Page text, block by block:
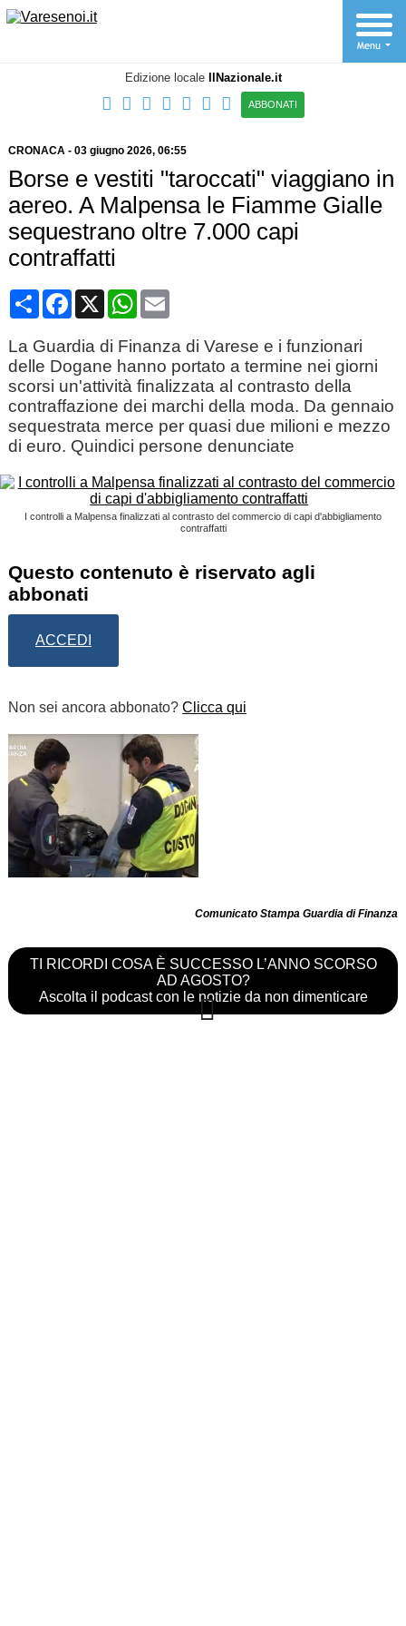
Edizione locale IlNazionale.it
ABBONATI
CRONACA- 03 giugno 2026, 06:55
Borse e vestiti "taroccati" viaggiano in
aereo. A Malpensa le Fiamme Gialle
sequestrano oltre 7.000 capi
contraffatti
CondividiFacebook
X WhatsApp
Email
La Guardia di Finanza di Varese e i funzionari
delle Dogane hanno portato a termine nei giorni
scorsi un'attività finalizzata al contrasto della
contraffazione dei marchi della moda. Da gennaio
sequestrata merce per quasi due milioni e mezzo
di euro. Quindici persone denunciate
I controlli a Malpensa finalizzati al contrasto del commercio di capi d'abbigliamento
contraffatti
Questo contenuto è riservato agli
abbonati
ACCEDI
Non sei ancora abbonato? Clicca qui
Comunicato Stampa Guardia di Finanza
TI RICORDI COSA È SUCCESSO L’ANNO SCORSO
AD AGOSTO?
Ascolta il podcast con le notizie da non dimenticare